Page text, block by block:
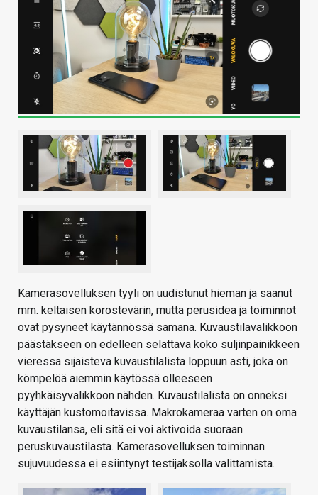
Kamerasovelluksen tyyli on uudistunut hieman ja saanut
mm. keltaisen korostevärin, mutta perusidea ja toiminnot
ovat pysyneet käytännössä samana. Kuvaustilavalikkoon
päästäkseen on edelleen selattava koko suljinpainikkeen
vieressä sijaisteva kuvaustilalista loppuun asti, joka on
kömpelöä aiemmin käytössä olleeseen
pyyhkäisyvalikkoon nähden. Kuvaustilalista on onneksi
käyttäjän kustomoitavissa. Makrokameraa varten on oma
kuvaustilansa, eli sitä ei voi aktivoida suoraan
peruskuvaustilasta. Kamerasovelluksen toiminnan
sujuvuudessa ei esiintynyt testijaksolla valittamista.